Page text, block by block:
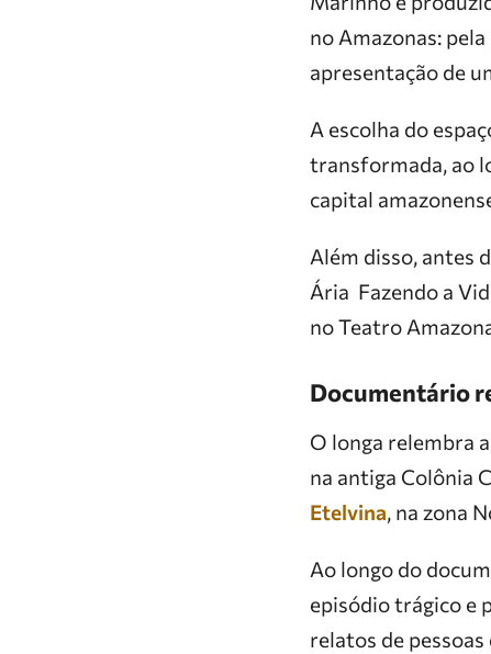
no Amazonas:
apresentação de
A escolha do
transformada, ao
capital
Além disso, antes
Ária Fazendo a
no Teatro
Documentário
O longa relembra
na antiga Colônia
Etelvina, na zona
Ao longo do
episódio trágico e
relatos de